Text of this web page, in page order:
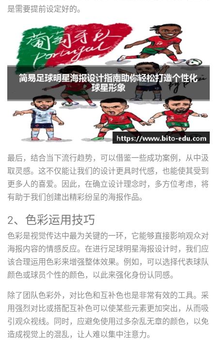
是需要提前设定好的。
最后，结合当下流行趋势，可以借鉴一些成功案例，从中汲
取灵感。这不仅能让我们的设计更具时代感，也能使其受到
更多人的喜爱。因此，在确立设计理念时，多方位考虑，将
有助于我们创建出精彩纷呈的海报作品。
2、色彩运用技巧
色彩是视觉传达中最为关键的一环，它能够直接影响观众对
海报内容的情感反应。在进行足球明星海报设计时，我们应
该合理运用色彩来增强整体效果。例如，可以选择代表球队
颜色或球员个性的颜色，以此来强化身份认同感。
除了团队色彩外，对比色和互补色也是非常有效的工具。采
用强烈对比或搭配互补色可以使某些元素更加突出，从而吸
引观众视线。同时，应避免使用过多杂乱无章的颜色，以免
造成视觉上的混乱，让人难以集中注意力。